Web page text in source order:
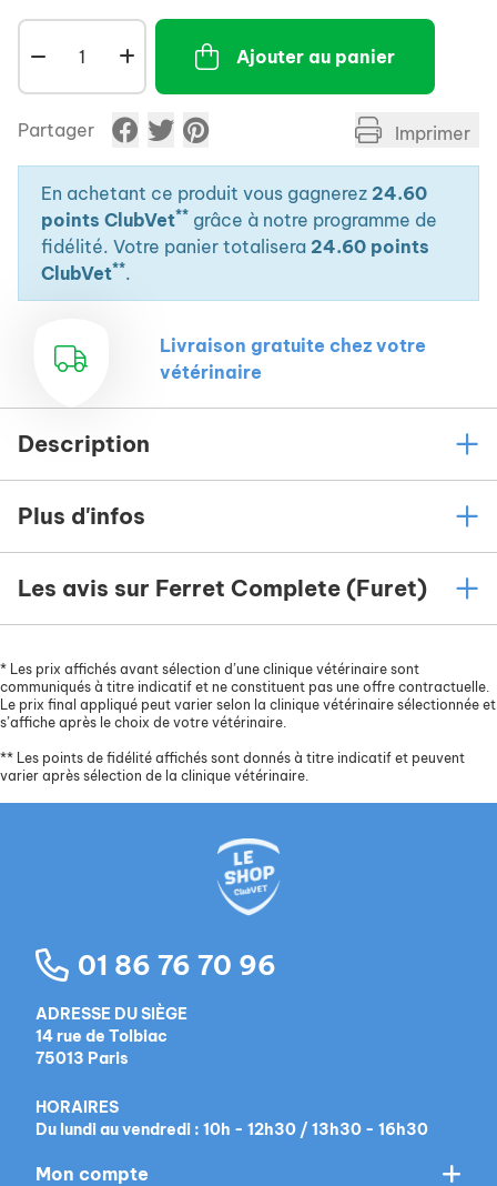
Ajouter au panier
Partager Imprimer
En achetant ce produit vous gagnerez 24.60
points ClubVet** grâce à notre programme de
fidélité. Votre panier totalisera 24.60 points
ClubVet**.
Livraison gratuite chez votre
vétérinaire
Description
Plus d'infos
Les avis sur Ferret Complete (Furet)
* Les prix affichés avant sélection d’une clinique vétérinaire sont
communiqués à titre indicatif et ne constituent pas une offre contractuelle.
Le prix final appliqué peut varier selon la clinique vétérinaire sélectionnée et
s’affiche après le choix de votre vétérinaire.
** Les points de fidélité affichés sont donnés à titre indicatif et peuvent
varier après sélection de la clinique vétérinaire.
01 86 76 70 96
ADRESSE DU SIÈGE
14 rue de Tolbiac
75013 Paris
HORAIRES
Du lundi au vendredi : 10h - 12h30 / 13h30 - 16h30
Mon compte